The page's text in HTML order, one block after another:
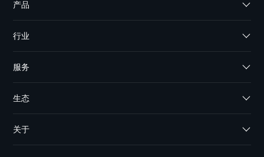
产品
行业
服务
生态
关于